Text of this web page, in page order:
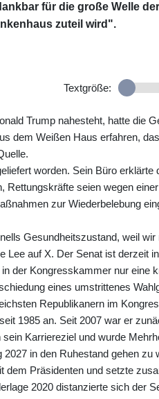
für die große Welle
zuteil wird".
Textgröße:
Trump nahesteht, hatte die
dem Weißen Haus erfahren,
worden. Sein Büro erklärte
Rettungskräfte seien wegen
zur Wiederbelebung
Gesundheitszustand, weil
auf X. Der Senat ist derzeit
der Kongresskammer nur eine
eines umstrittenes
Republikanern im
1985 an. Seit 2007 war er
Karriereziel und wurde
in den Ruhestand gehen zu
dem Präsidenten und setzte
2020 distanzierte sich der